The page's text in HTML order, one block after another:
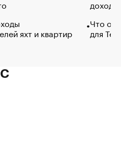
яхт и квартир
Что
для